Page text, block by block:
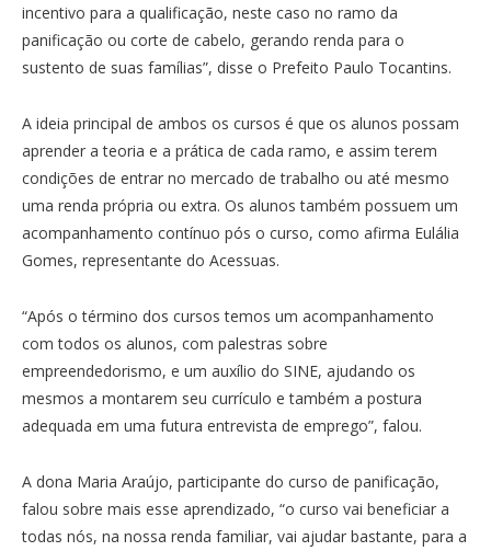
incentivo para a qualificação, neste caso no ramo da
panificação ou corte de cabelo, gerando renda para o
sustento de suas famílias”, disse o Prefeito Paulo Tocantins.
A ideia principal de ambos os cursos é que os alunos possam
aprender a teoria e a prática de cada ramo, e assim terem
condições de entrar no mercado de trabalho ou até mesmo
uma renda própria ou extra. Os alunos também possuem um
acompanhamento contínuo pós o curso, como afirma Eulália
Gomes, representante do Acessuas.
“Após o término dos cursos temos um acompanhamento
com todos os alunos, com palestras sobre
empreendedorismo, e um auxílio do SINE, ajudando os
mesmos a montarem seu currículo e também a postura
adequada em uma futura entrevista de emprego”, falou.
A dona Maria Araújo, participante do curso de panificação,
falou sobre mais esse aprendizado, “o curso vai beneficiar a
todas nós, na nossa renda familiar, vai ajudar bastante, para a